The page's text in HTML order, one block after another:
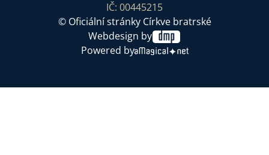
IČ: 00445215
© Oficiální stránky Církve bratrské
Webdesign by
Powered by